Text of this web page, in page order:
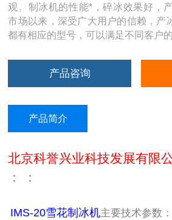
观。制冰机的性能*，碎冰效果好，
市场以来，深受广大用户的信赖，产
都有相应的型号，可以满足不同客户的
产品咨询
产品简介
北京科誉兴业科技发展有限
：
：
IMS-20雪花制冰机主要技术参数：